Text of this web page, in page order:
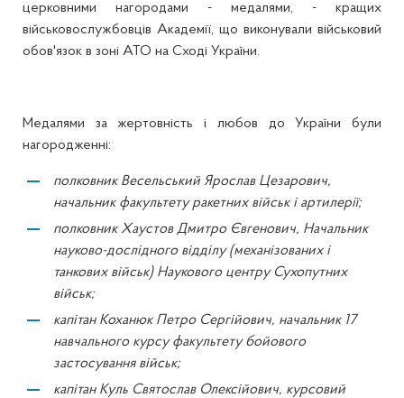
церковними нагородами - медалями, - кращих
військовослужбовців Академії, що виконували військовий
обов'язок в зоні АТО на Сході України.
Медалями за жертовність і любов до України були
нагородженні:
полковник Весельський Ярослав Цезарович,
начальник факультету ракетних військ і артилерії;
полковник Хаустов Дмитро Євгенович, Начальник
науково-дослідного відділу (механізованих і
танкових військ) Наукового центру Сухопутних
військ;
капітан Коханюк Петро Сергійович, начальник 17
навчального курсу факультету бойового
застосування військ;
капітан Куль Святослав Олексійович, курсовий